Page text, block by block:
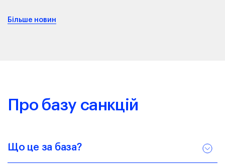
Більше новин
Про базу санкцій
Що це за база?